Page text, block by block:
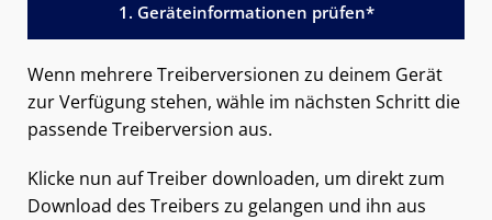
1. Geräteinformationen prüfen*
Wenn mehrere Treiberversionen zu deinem Gerät
zur Verfügung stehen, wähle im nächsten Schritt die
passende Treiberversion aus.
Klicke nun auf Treiber downloaden, um direkt zum
Download des Treibers zu gelangen und ihn aus